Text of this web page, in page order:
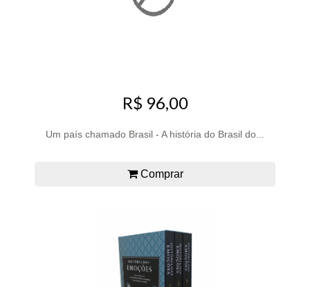
R$ 96,00
Um país chamado Brasil - A história do Brasil do...
Comprar